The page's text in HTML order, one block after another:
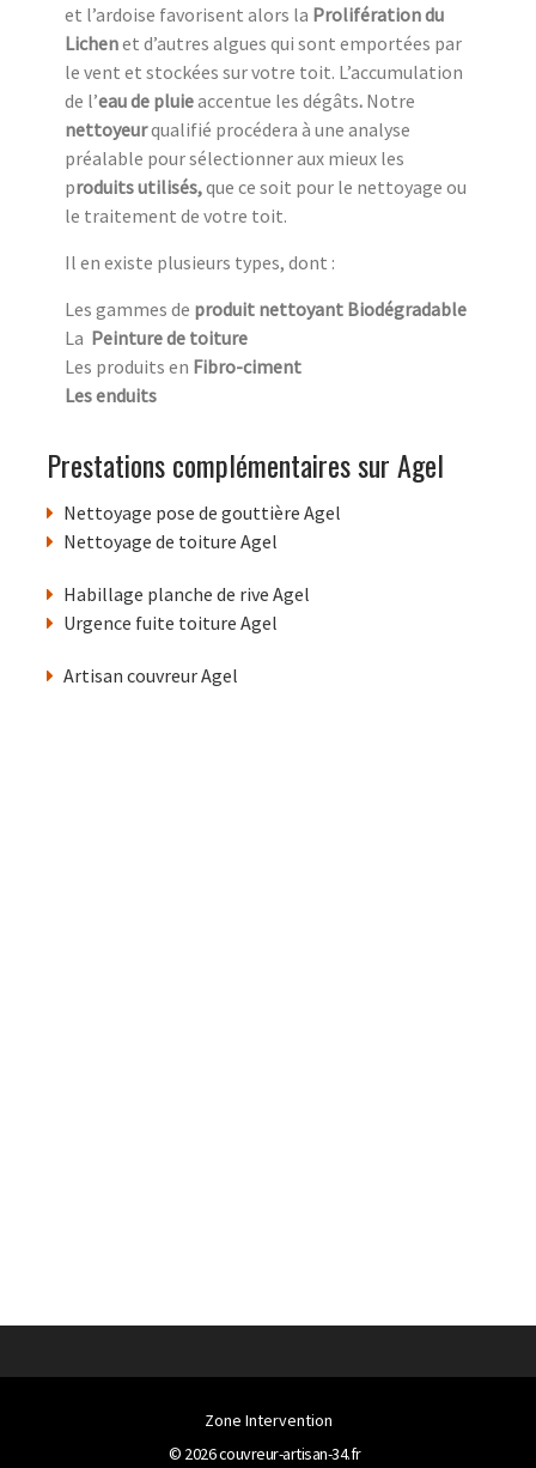
et l’ardoise favorisent alors la Prolifération du
Lichenet d’autres algues qui sont emportées par
le vent et stockées sur votre toit. L’accumulation
de l’eau de pluieaccentue les dégâts. Notre
nettoyeurqualifié procédera à une analyse
préalable pour sélectionner aux mieux les
produits utilisés,que ce soit pour le nettoyage ou
le traitement de votre toit.
Il en existe plusieurs types, dont :
Les gammes de produit nettoyant Biodégradable
La Peinture de toiture
Les produits en Fibro-ciment
Les enduits
Prestations complémentaires sur Agel
Nettoyage pose de gouttière Agel
Nettoyage de toiture Agel
Habillage planche de rive Agel
Urgence fuite toiture Agel
Artisan couvreur Agel
Zone Intervention
© 2026couvreur-artisan-34.fr